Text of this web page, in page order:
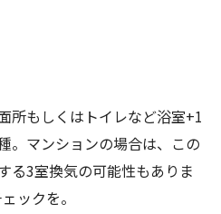
所もしくはトイレなど浴室+1
。マンションの場合は、この
る3室換気の可能性もありま
ックを。